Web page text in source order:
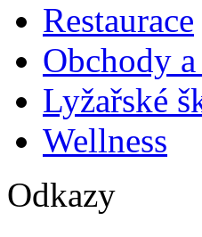
Restaurace
Obchody
Lyžařské
Wellness
Odkazy